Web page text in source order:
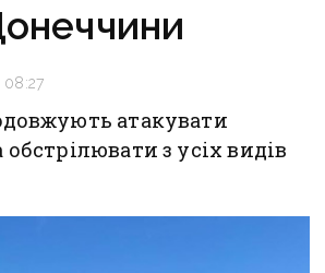
08:27
атакувати
з усіх видів